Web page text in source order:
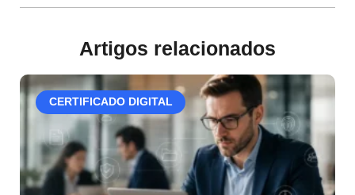
Artigos relacionados
CERTIFICADO DIGITAL